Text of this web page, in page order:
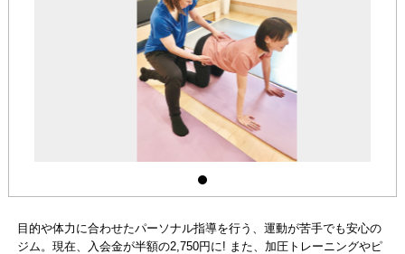
目的や体力に合わせたパーソナル指導を行う、運動が苦手でも安心の
ジム。現在、入会金が半額の2,750円に! また、加圧トレーニングやピ